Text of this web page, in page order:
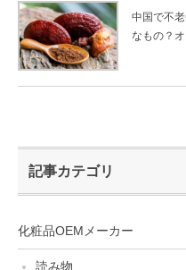
中国で不
なもの？
記事カテゴリ
化粧品OEMメーカー
読み物